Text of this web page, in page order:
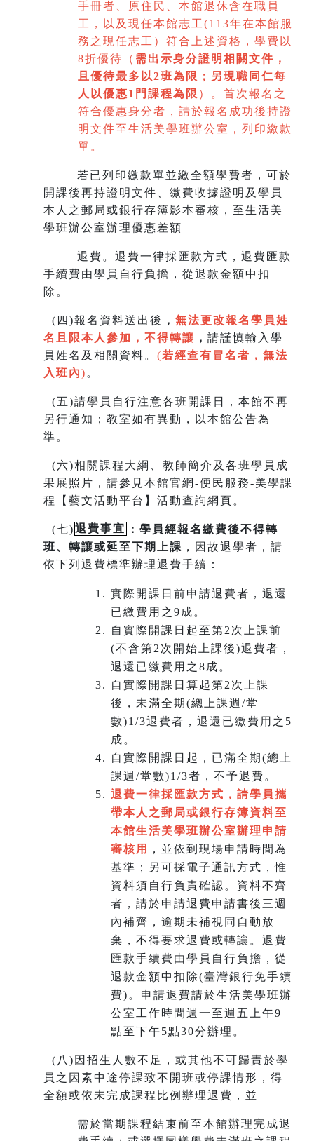
手冊者、原住民、本館退休含在職員
工，以及現任本館志工(113年在本館服
務之現任志工）符合上述資格，學費以
8折優待（ 需出示身分證明相關文件，
且優待最多以2班為限 ； 另現職同仁每
人以優惠1門課程為限 ）。首次報名之
符合優惠身分者，請於報名成功後持證
明文件至生活美學班辦公室，列印繳款
單。
若已列印繳款單並繳全額學費者，可於
開課後再持證明文件、繳費收據證明及學員
本人之郵局或銀行存簿影本審核，至生活美
學班辦公室辦理優惠差額
退費。退費一律採匯款方式，退費匯款
手續費由學員自行負擔，從退款金額中扣
除。
( 四)報名資料送出後 ， 無法更改報名學員姓
名且限本人參加，不得轉讓 ， 請謹慎輸入學
員姓名及相關資料。 (若經查有冒名者，無法
入班內) 。
(五)請學員自行注意各班開課日，本館不再
另行通知；教室如有異動，以本館公告為
準。
(六)相關課程大綱、教師簡介及各班學員成
果展照片，請參見本館官網-便民服務-美學課
程【藝文活動平台】活動查詢網頁。
(七)退費事宜
：學員經報名繳費後不得轉
班、 轉讓或延至下期上課 ，因故退學者，請
依下列退費標準辦理退費手續：
實際開課日前申請退費者，退還
已繳費用之9成。
自實際開課日起至第2次上課前
(不含第2次開始上課後)退費者，
退還已繳費用之8成。
自實際開課日算起第2次上課
後，未滿全期(總上課週/堂
數)1/3退費者，退還已繳費用之5
成。
自實際開課日起，已滿全期(總上
課週/堂數)1/3者，不予退費。
退費一律採匯款方式，請學員攜
帶本人之郵局或銀行存簿資料至
本館生活美學班辦公室辦理申請
審核用
，並依到現場申請時間為
基準；另可採電子通訊方式，惟
資料須自行負責確認。資料不齊
者，請於申請退費申請書後三週
內補齊，逾期未補視同自動放
棄，不得要求退費或轉讓。退費
匯款手續費由學員自行負擔，從
退款金額中扣除(臺灣銀行免手續
費)。申請退費請於生活美學班辦
公室工作時間週一至週五上午9
點至下午5點30分辦理。
( 八)因招生人數不足，或其他不可歸責於學
員之因素中途停課致不開班或停課情形，得
全額或依未完成課程比例辦理退費，並
需於當期課程結束前至本館辦理完成退